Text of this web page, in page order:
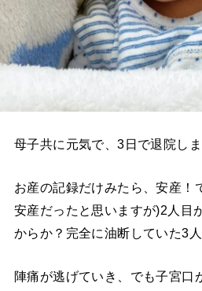
母子共に元気で、3日で退院しま
お産の記録だけみたら、安産！
安産だったと思いますが)2 人目
からか？完全に油断していた3
陣痛が逃げていき、でも子宮口